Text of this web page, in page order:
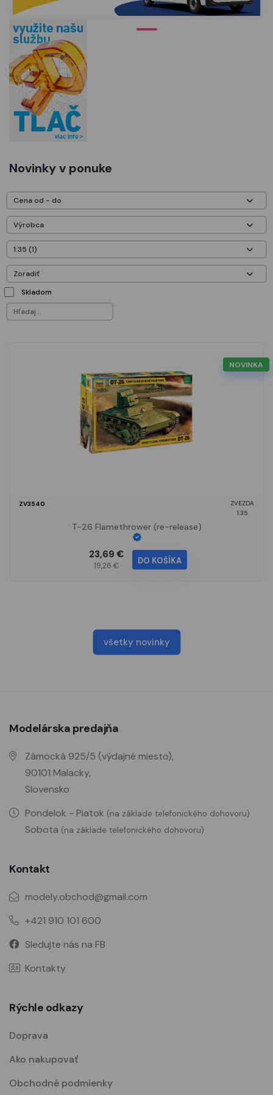
Novinky v ponuke
Skladom
NOVINKA
ZV3540
ZVEZDA
1:35
T-26 Flamethrower (re-release)
23,69 €
19,26 € DO KOŠÍKA
všetky novinky
Modelárska predajňa
Zámocká 925/5 (výdajné miesto),
90101 Malacky,
Slovensko
Pondelok - Piatok (na základe telefonického dohovoru)
Sobota (na základe telefonického dohovoru)
Kontakt
modely.obchod@gmail.com
+421 910 101 600
Sledujte nás na FB
Kontakty
Rýchle odkazy
Doprava
Ako nakupovať
Obchodné podmienky